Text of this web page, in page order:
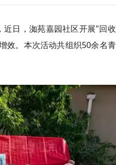
近日，洳苑嘉园社区开展"回
效。本次活动共组织50余名